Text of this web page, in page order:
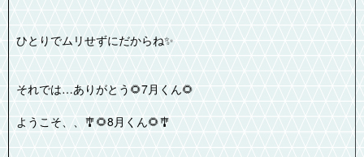
ひとりでムリせずにだからね✨️
それでは…ありがとう🌻7月くん🌻
ようこそ、、🎐🌻8月くん🌻🎐